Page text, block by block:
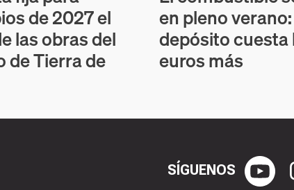
de 2027 el
las obras del
de Tierra de
en pleno
depósito cuesta
euros más
SÍGUENOS